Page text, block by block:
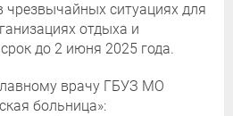
чрезвычайных ситуациях для
отдыха и
до 2 июня 2025 года.
врачу ГБУЗ МО
больница»: